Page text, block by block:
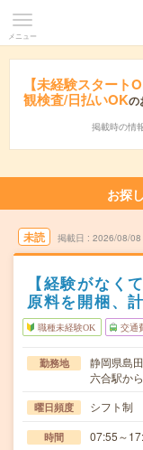
メニュー
【未経験スタート
観検査/日払いOKの
掲載時の情
お探
未読 掲載日 2026/08/08
【経験がなく
原料を開梱、
職種未経験OK 交通
勤務地
静岡県島
六合駅か
曜日頻度 シフト制
時間 07:55～